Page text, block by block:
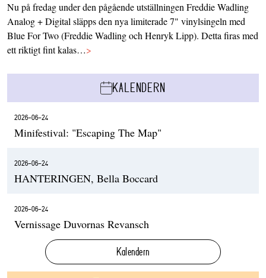
Nu på fredag under den pågående utställningen Freddie Wadling
Analog + Digital släpps den nya limiterade 7" vinylsingeln med
Blue For Two (Freddie Wadling och Henryk Lipp). Detta firas med
ett riktigt fint kalas…>
KALENDERN
2026-06-24
Minifestival: "Escaping The Map"
2026-06-24
HANTERINGEN, Bella Boccard
2026-06-24
Vernissage Duvornas Revansch
Kalendern